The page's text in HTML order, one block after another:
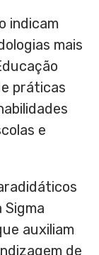
indicam
mais
práticas
e
Sigma
auxiliam
de